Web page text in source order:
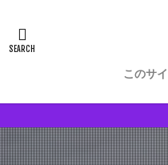
このサ
Blog
モノか